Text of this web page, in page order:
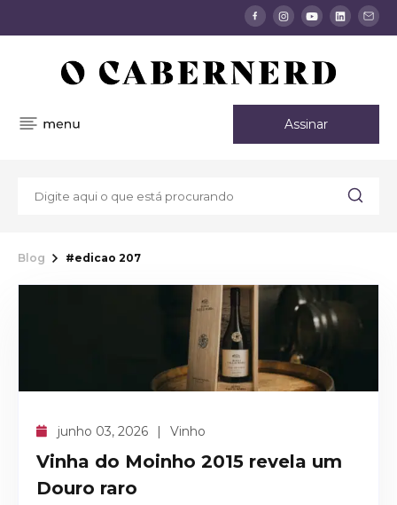
Assinar
Blog #edicao 207
junho 03, 2026 Vinho
Vinha do Moinho 2015 revela um
Douro raro